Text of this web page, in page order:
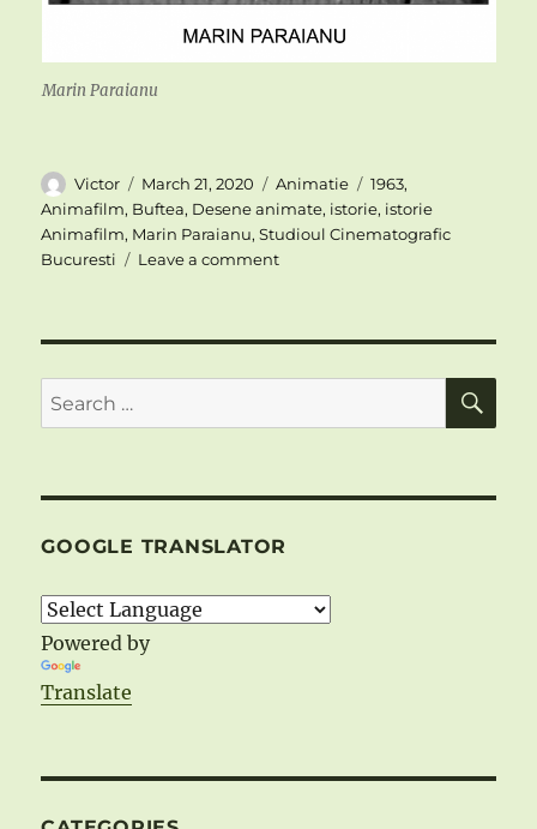
Marin Paraianu
Author
Victor
Posted
on
March 21, 2020 Categories
Animatie Tags
1963,
Animafilm, Buftea, Desene animate, istorie, istorie
Animafilm, Marin Paraianu,Studioul Cinematografic
Bucuresti
Leave a commenton
STATISTIC
Search
for:
GOOGLE TRANSLATOR
Powered by
Translate